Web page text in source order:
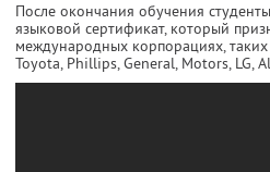
После окончания обучения
языковой сертификат, который
международных корпорациях, таких
Toyota, Phillips, General, Motors, LG,